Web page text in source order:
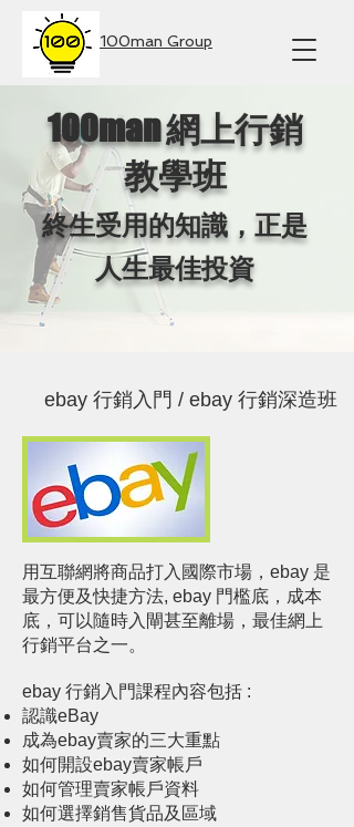
100man Group
100man 網上行銷
教學班
終生受用的知識，正是
人生最佳投資
ebay 行銷入門 / ebay 行銷深造班
用互聯網將商品打入國際市場，ebay 是
最方便及快捷方法, ebay 門檻底，成本
底，可以隨時入閘甚至離場，最佳網上
行銷平台之一。
ebay 行銷入門課程內容包括 :
認識eBay
成為ebay賣家的三大重點
如何開設ebay賣家帳戶
如何管理賣家帳戶資料
如何選擇銷售貨品及區域